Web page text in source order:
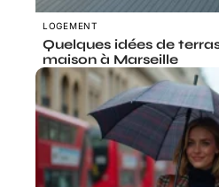
LOGEMENT
Quelques idées de
maison à Marseille